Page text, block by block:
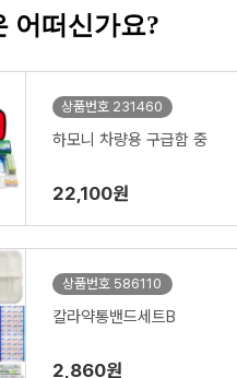
어떠신가요?
상품번호 231460
하모니 차량용 구급함 중
22,100원
상품번호 586110
칼라약통밴드세트B
2,860원